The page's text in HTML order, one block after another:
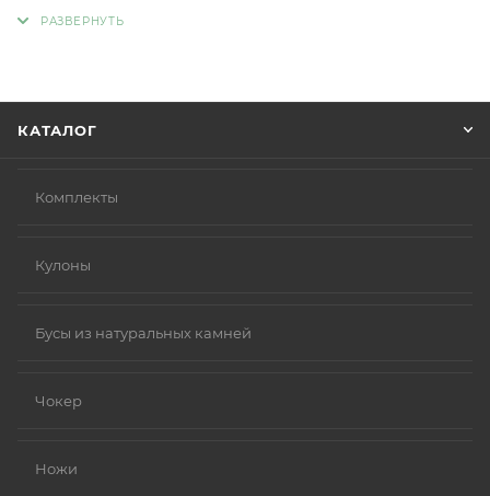
гипоаллергенной бижутерии используются
Нержавеющая сталь.
в сплаве может вызывать реакцию).
покрытия других металлов, таких как золото или
Золото (особенно высокой пробы, хотя даже
Платина.
КАТАЛОГ
Комплекты
Кулоны
Бусы из натуральных камней
Чокер
Ножи